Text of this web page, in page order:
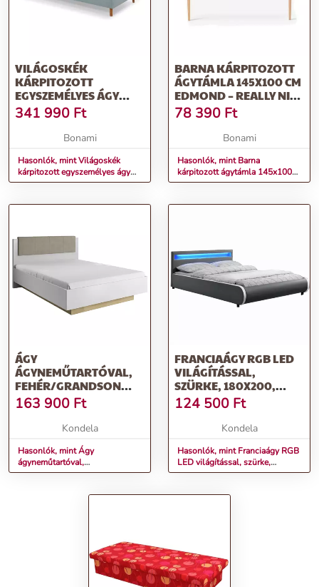
VILÁGOSKÉK
KÁRPITOZOTT
EGYSZEMÉLYES ÁGY
TÁROLÓHELLYEL
90X200 CM CABANA –
MEISE MÖBEL
341 990 Ft
Bonami
Hasonlók, mint Világoskék
kárpitozott egyszemélyes ágy
tárolóhellyel 90x200 cm
BARNA KÁRPITOZOTT
ÁGYTÁMLA 145X100 CM
EDMOND – REALLY NICE
THINGS
78 390 Ft
Bonami
Hasonlók, mint Barna
kárpitozott ágytámla 145x100
cm Edmond – Really Nice
ÁGY
ÁGYNEMŰTARTÓVAL,
FEHÉR/GRANDSON
TÖLGY/FEHÉR MAGAS
FÉNYŰ, CITY
163 900 Ft
Kondela
Hasonlók, mint Ágy
ágyneműtartóval,
fehér/grandson tölgy/fehér
FRANCIAÁGY RGB LED
VILÁGÍTÁSSAL,
SZÜRKE, 180X200,
DULCEA
124 500 Ft
Kondela
Hasonlók, mint Franciaágy RGB
LED világítással, szürke,
180x200, DULCEA